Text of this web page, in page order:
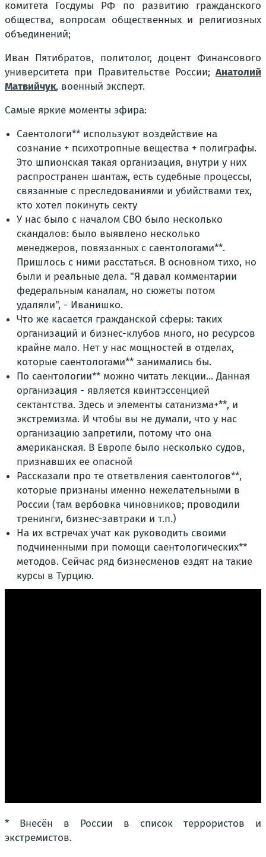
комитета Госдумы РФ по развитию гражданского
общества, вопросам общественных и религиозных
объединений;
Иван Пятибратов, политолог, доцент Финансового
университета при Правительстве России; Анатолий
Матвийчук, военный эксперт.
Самые яркие моменты эфира:
Саентологи** используют воздействие на
сознание + психотропные вещества + полиграфы.
Это шпионская такая организация, внутри у них
распространен шантаж, есть судебные процессы,
связанные с преследованиями и убийствами тех,
кто хотел покинуть секту
У нас было с началом СВО было несколько
скандалов: было выявлено несколько
менеджеров, повязанных с саентологами**.
Пришлось с ними расстаться. В основном тихо, но
были и реальные дела. "Я давал комментарии
федеральным каналам, но сюжеты потом
удаляли", - Иванишко.
Что же касается гражданской сферы: таких
организаций и бизнес-клубов много, но ресурсов
крайне мало. Нет у нас мощностей в отделах,
которые саентологами** занимались бы.
По саентологии** можно читать лекции... Данная
организация - является квинтэссенцией
сектантства. Здесь и элементы сатанизма+**, и
экстремизма. И чтобы вы не думали, что у нас
организацию запретили, потому что она
американская. В Европе было несколько судов,
признавших ее опасной
Рассказали про те ответвления саентологов**,
которые признаны именно нежелательными в
России (там вербовка чиновников; проводили
тренинги, бизнес-завтраки и т.п.)
На их встречах учат как руководить своими
подчиненными при помощи саентологических**
методов. Сейчас ряд бизнесменов ездят на такие
курсы в Турцию.
* Внесён в России в список террористов и
экстремистов.